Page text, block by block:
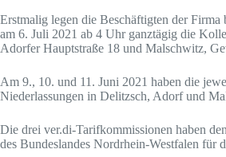
Erstmalig legen die Beschäftigten der
am 6. Juli 2021 ab 4 Uhr ganztägig die
Adorfer Hauptstraße 18 und Malschwitz,
Am 9., 10. und 11. Juni 2021 haben die
Niederlassungen in Delitzsch, Adorf und
Die drei ver.di-Tarifkommissionen haben
des Bundeslandes Nordrhein-Westfalen für